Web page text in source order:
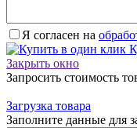
Я согласен на
Закрыть окно
Запросить стоимость
Загрузка товара
Заполните данные для